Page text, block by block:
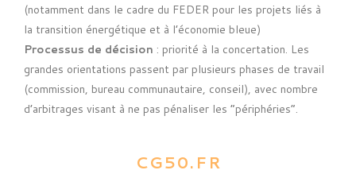
(notamment dans le cadre du FEDER pour les projets liés à
la transition énergétique et à l’économie bleue)
Processus de décision : priorité à la concertation. Les
grandes orientations passent par plusieurs phases de travail
(commission, bureau communautaire, conseil), avec nombre
d’arbitrages visant à ne pas pénaliser les “périphéries”.
CG50.FR